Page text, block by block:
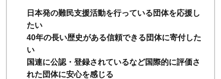
日本発の難民支援活動を行っている団体を応援し
たい
40年の長い歴史がある信頼できる団体に寄付した
い
国連に公認・登録されているなど国際的に評価さ
れた団体に安心を感じる